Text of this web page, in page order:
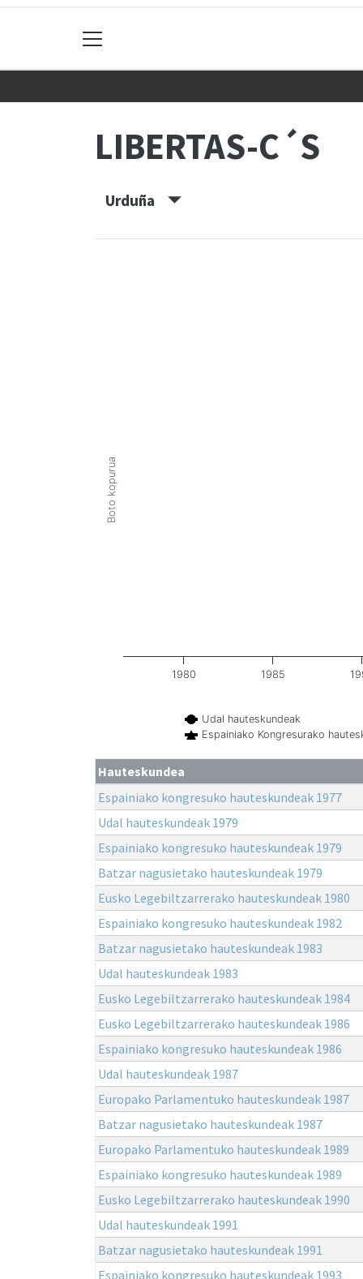
LIBERTAS-C´S
Urduña
Boto kopurua
Udal hauteskundeak
Espainiako Kongresurako
1980 1985
Hauteskundea
Espainiako kongresuko hauteskundeak 1977
Udal hauteskundeak 1979
Espainiako kongresuko hauteskundeak 1979
Batzar nagusietako hauteskundeak 1979
Eusko Legebiltzarrerako hauteskundeak 1980
Espainiako kongresuko hauteskundeak 1982
Batzar nagusietako hauteskundeak 1983
Udal hauteskundeak 1983
Eusko Legebiltzarrerako hauteskundeak 1984
Eusko Legebiltzarrerako hauteskundeak 1986
Espainiako kongresuko hauteskundeak 1986
Udal hauteskundeak 1987
Europako Parlamentuko hauteskundeak 1987
Batzar nagusietako hauteskundeak 1987
Europako Parlamentuko hauteskundeak 1989
Espainiako kongresuko hauteskundeak 1989
Eusko Legebiltzarrerako hauteskundeak 1990
Udal hauteskundeak 1991
Batzar nagusietako hauteskundeak 1991
Espainiako kongresuko hauteskundeak 1993